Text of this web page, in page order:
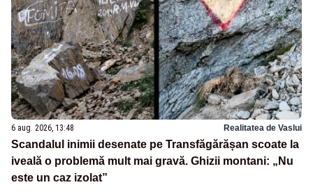
6 aug. 2026, 13:48 Realitatea de Vaslui
Scandalul inimii desenate pe Transfăgărășan scoate la
iveală o problemă mult mai gravă. Ghizii montani: „Nu
este un caz izolat”